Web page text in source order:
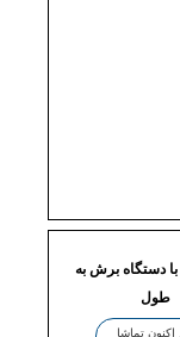
دستگاه برش به
طول
تماشا